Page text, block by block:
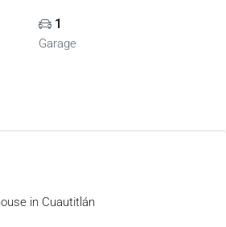
1
Garage
in Cuautitlán